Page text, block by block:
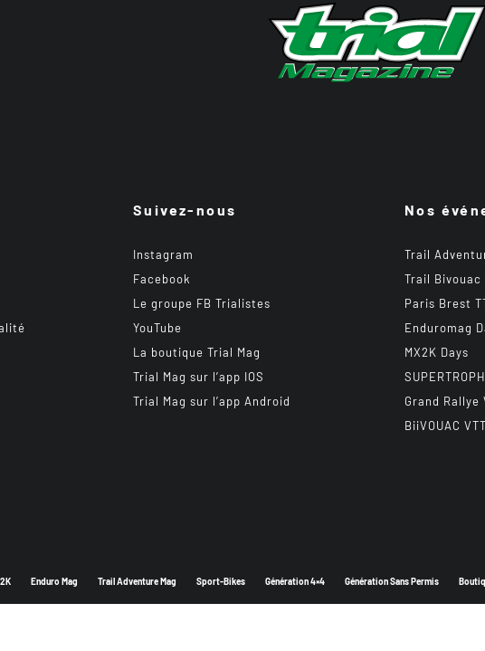
Suivez-nous
Instagram
Facebook
Le groupe FB Trialistes
YouTube
La boutique Trial Mag
Trial Mag sur l’app IOS
Trial Mag sur l’app Android
Nos
Trail
Trail Bivouac
Paris Brest
Enduromag
MX2K Days
Grand Rallye
BiiVOUAC VTT
Enduro Mag Trail Adventure Mag Sport-Bikes Génération 4×4 Génération Sans Permis